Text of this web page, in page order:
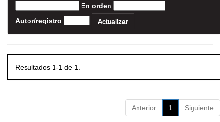
En orden
Autor/registro
Resultados 1-1 de 1.
Anterior 1 Siguiente